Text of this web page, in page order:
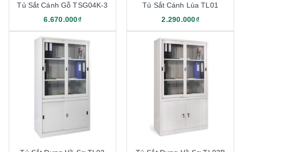
Tủ Sắt Cánh Gỗ TSG04K-3
6.670.000₫
Tủ Sắt Cánh Lùa TL01
2.290.000₫